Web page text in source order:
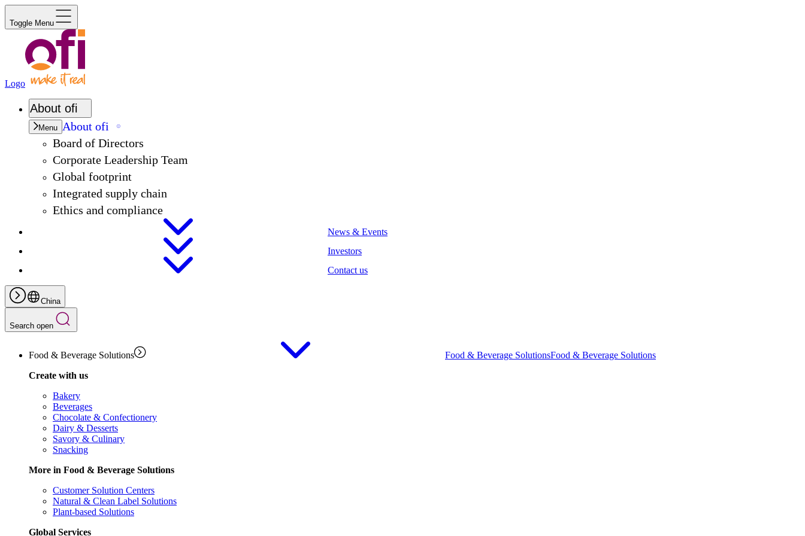
Toggle Menu
Logo
About ofi
Menu About ofi
Board of Directors
Corporate Leadership Team
Global footprint
Integrated supply chain
Ethics and compliance
News & Events
Investors
Contact us
China
Search open
Food & Beverage Solutions Food & Beverage SolutionsFood & Beverage Solutions
Create with us
Bakery
Beverages
Chocolate & Confectionery
Dairy & Desserts
Savory & Culinary
Snacking
More in Food & Beverage Solutions
Customer Solution Centers
Natural & Clean Label Solutions
Plant-based Solutions
Global Services